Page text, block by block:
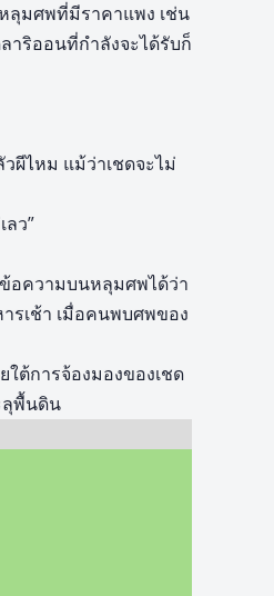
ลุมศพที่มีราคาแพง เช่น
าริออนที่กำลังจะได้รับก็
ผีไหม แม้ว่าเชดจะไม่
ว”
อความบนหลุมศพได้ว่า
รเช้า เมื่อคนพบศพของ
ต้การจ้องมองของเชด
ลุพื้นดิน